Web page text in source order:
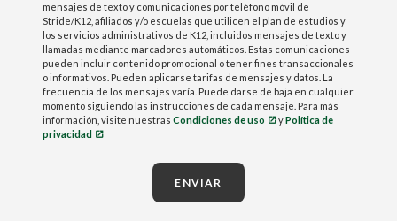
mensajes de texto y comunicaciones por teléfono móvil de
Stride/K12, afiliados y/o escuelas que utilicen el plan de estudios y
los servicios administrativos de K12, incluidos mensajes de texto y
llamadas mediante marcadores automáticos. Estas comunicaciones
pueden incluir contenido promocional o tener fines transaccionales
o informativos. Pueden aplicarse tarifas de mensajes y datos. La
frecuencia de los mensajes varía. Puede darse de baja en cualquier
momento siguiendo las instrucciones de cada mensaje. Para más
información, visite nuestras Condiciones de uso yPolítica de
privacidad
ENVIAR